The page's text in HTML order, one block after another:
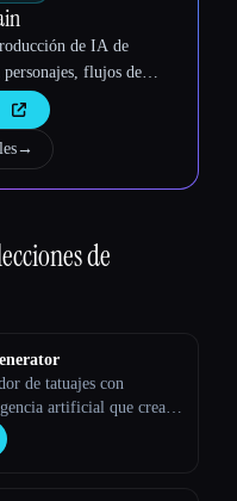
de IA de
flujos de
coherentes
→
de
de tatuajes con
artificial que crea
en función
los usuarios.